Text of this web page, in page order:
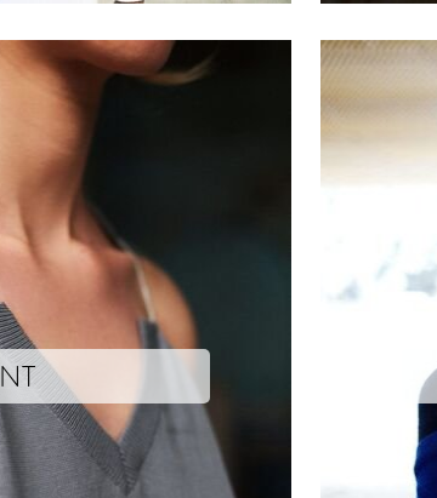
Déclinaison
Pour cette